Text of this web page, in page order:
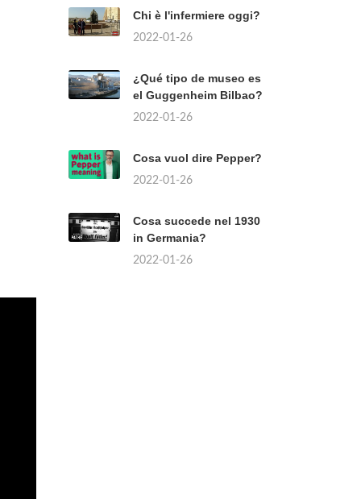
Chi è l'infermiere oggi?
2022-01-26
¿Qué tipo de museo es
el Guggenheim Bilbao?
2022-01-26
Cosa vuol dire Pepper?
2022-01-26
Cosa succede nel 1930
in Germania?
2022-01-26